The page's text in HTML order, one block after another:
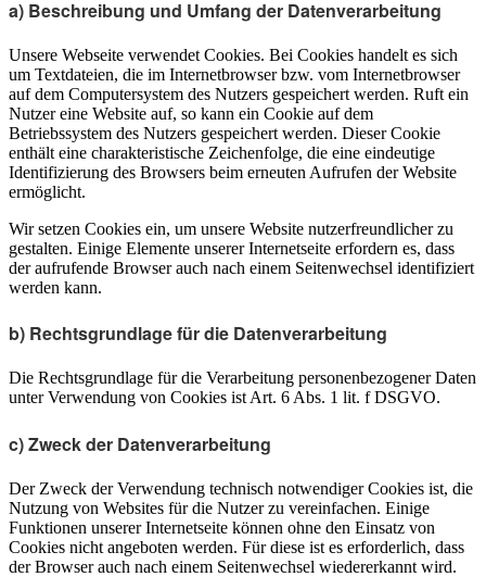
a) Beschreibung und Umfang der Datenverarbeitung
Unsere Webseite verwendet Cookies. Bei Cookies handelt es sich
um Textdateien, die im Internetbrowser bzw. vom Internetbrowser
auf dem Computersystem des Nutzers gespeichert werden. Ruft ein
Nutzer eine Website auf, so kann ein Cookie auf dem
Betriebssystem des Nutzers gespeichert werden. Dieser Cookie
enthält eine charakteristische Zeichenfolge, die eine eindeutige
Identifizierung des Browsers beim erneuten Aufrufen der Website
ermöglicht.
Wir setzen Cookies ein, um unsere Website nutzerfreundlicher zu
gestalten. Einige Elemente unserer Internetseite erfordern es, dass
der aufrufende Browser auch nach einem Seitenwechsel identifiziert
werden kann.
b) Rechtsgrundlage für die Datenverarbeitung
Die Rechtsgrundlage für die Verarbeitung personenbezogener Daten
unter Verwendung von Cookies ist Art. 6 Abs. 1 lit. f DSGVO.
c) Zweck der Datenverarbeitung
Der Zweck der Verwendung technisch notwendiger Cookies ist, die
Nutzung von Websites für die Nutzer zu vereinfachen. Einige
Funktionen unserer Internetseite können ohne den Einsatz von
Cookies nicht angeboten werden. Für diese ist es erforderlich, dass
der Browser auch nach einem Seitenwechsel wiedererkannt wird.